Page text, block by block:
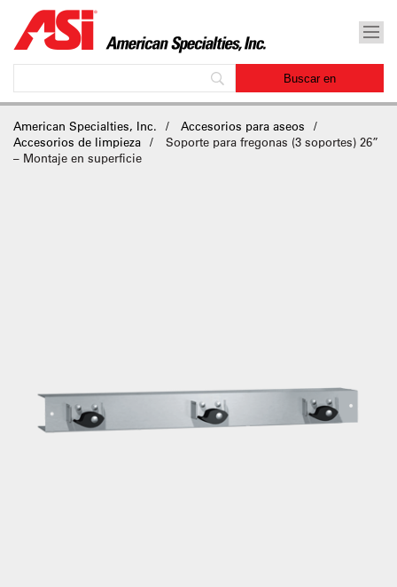
American Specialties, Inc.
Accesorios para aseos
Accesorios de limpieza
Soporte para fregonas (3 soportes) 26”
– Montaje en superficie